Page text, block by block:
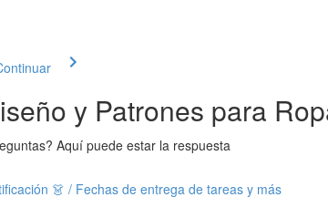
y Patrones para
Aquí puede estar la respuesta
👗 / Fechas de entrega de tareas y más